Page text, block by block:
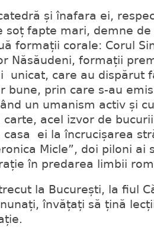
și înafara ei,
soț fapte mari, demne
formații corale: Corul
Năsăudeni, formații
unicat, care au dispărut
bune, prin care s-au
un umanism activ și
carte, acel izvor de
ei la încrucișarea
Micle”, doi piloni ai
în predarea limbii
la București, la fiul
învățați să țină